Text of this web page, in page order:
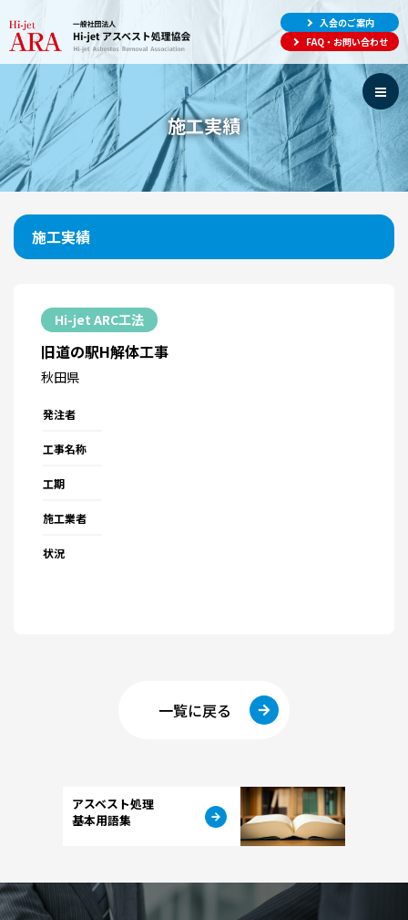
入会のご案内
FAQ・お問い合わせ
施工実績
施工実績
Hi-jet ARC工法
旧道の駅H解体工事
秋田県
発注者
工事名称
工期
施工業者
状況
一覧に戻る
アスベスト処理
基本用語集